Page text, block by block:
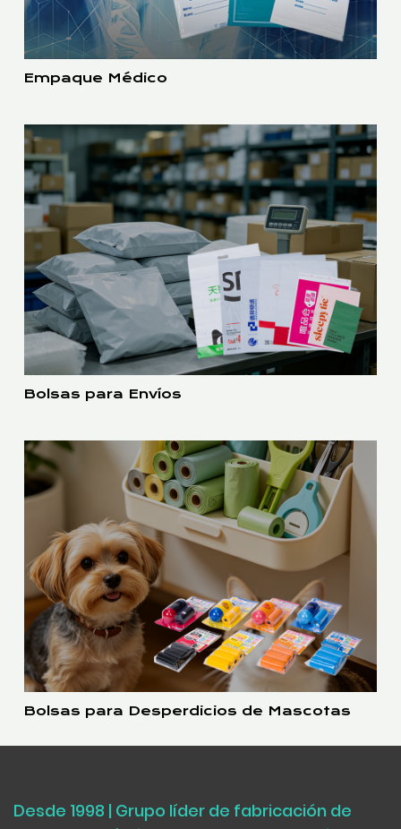
Empaque Médico
Bolsas para Envíos
Bolsas para Desperdicios de Mascotas
Desde 1998 | Grupo líder de fabricación de